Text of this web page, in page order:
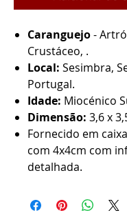
Caranguejo-
Crustáceo, .
Local: Sesimbra,
Portugal.
Idade: Miocénico
Dimensão: 3,6 x
Fornecido em
com 4x4cm com
detalhada.